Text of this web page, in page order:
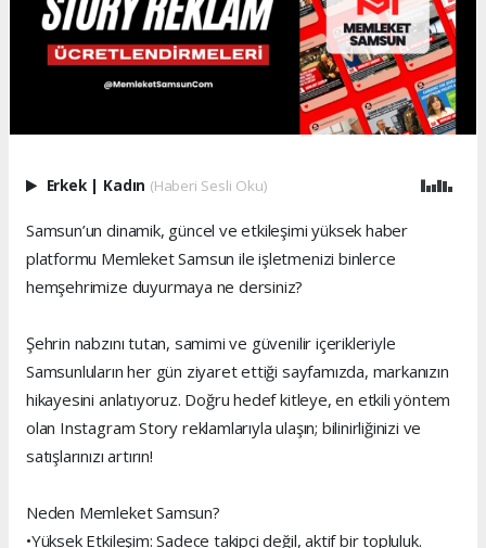
Erkek Kadın (Haberi Sesli Oku)
Samsun’un dinamik, güncel ve etkileşimi yüksek haber
platformu Memleket Samsun ile işletmenizi binlerce
hemşehrimize duyurmaya ne dersiniz?
Şehrin nabzını tutan, samimi ve güvenilir içerikleriyle
Samsunluların her gün ziyaret ettiği sayfamızda, markanızın
hikayesini anlatıyoruz. Doğru hedef kitleye, en etkili yöntem
olan Instagram Story reklamlarıyla ulaşın; bilinirliğinizi ve
satışlarınızı artırın!
Neden Memleket Samsun?
•Yüksek Etkileşim: Sadece takipçi değil, aktif bir topluluk.